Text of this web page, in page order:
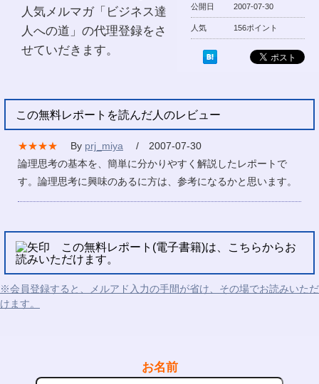
公開日 2007-07-30
人気 156ポイント
人気メルマガ「ビジネス達
人への道」の代理登録をさ
せていだきます。
この無料レポートを読んだ人のレビュー
★★★★ By prj_miya
/ 2007-07-30
論理思考の基本を、簡単に分かりやすく解説したレポートで
す。論理思考に興味のあるに方は、参考になるかと思います。
この無料レポート(電子書籍)は、こちらからお
読みいただけます。
※会員登録すると、メルアド入力の手間が省け、その場でお読みいただ
けます。
お名前